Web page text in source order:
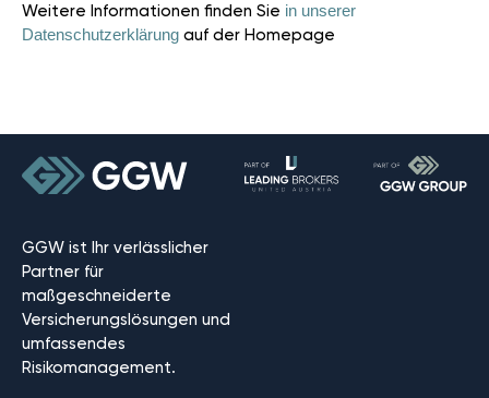
Weitere Informationen finden Sie in unserer
Datenschutzerklärung auf der Homepage
GGW ist Ihr verlässlicher
Partner für
maßgeschneiderte
Versicherungslösungen und
umfassendes
Risikomanagement.